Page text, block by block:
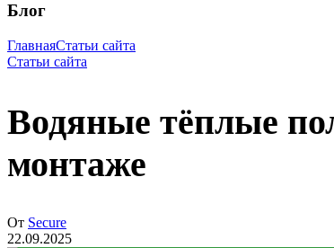
Блог
ГлавнаяСтатьи сайта
Статьи сайта
Водяные тёплые
монтаже
От Secure
22.09.2025